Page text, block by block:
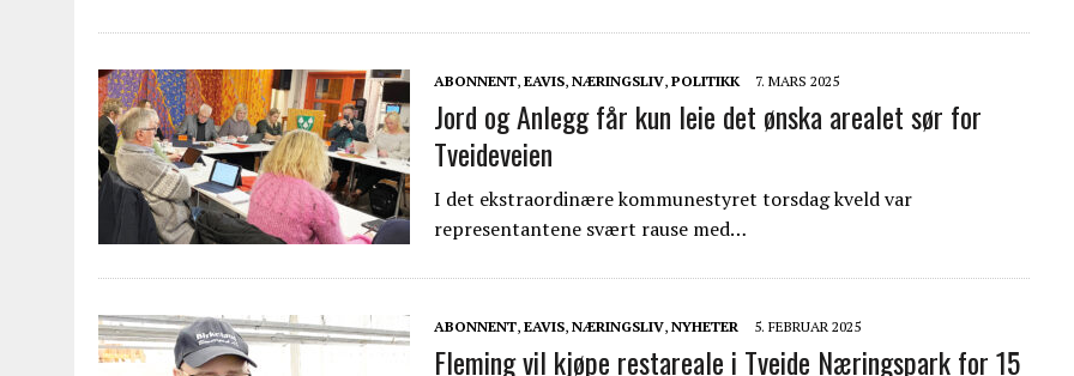
ABONNENT, EAVIS, NÆRINGSLIV, POLITIKK 7. MARS 2025
Jord og Anlegg får kun leie det ønska arealet sør for
Tveideveien
I det ekstraordinære kommunestyret torsdag kveld var
representantene svært rause med…
ABONNENT, EAVIS, NÆRINGSLIV, NYHETER 5. FEBRUAR 2025
Fleming vil kjøpe restareale i Tveide Næringspark for 15